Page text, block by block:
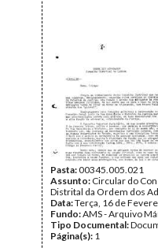
Pasta:00345.005.021
Assunto: Circular do
Distrital da Ordem dos
Data:Terça, 16 de
Fundo:AMS - Arquivo
Tipo Documental:
Página(s): 1